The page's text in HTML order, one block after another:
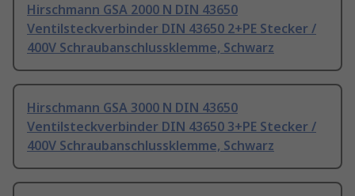
Hirschmann GSA 2000 N DIN 43650
Ventilsteckverbinder DIN 43650 2+PE Stecker /
400V Schraubanschlussklemme, Schwarz
Hirschmann GSA 3000 N DIN 43650
Ventilsteckverbinder DIN 43650 3+PE Stecker /
400V Schraubanschlussklemme, Schwarz